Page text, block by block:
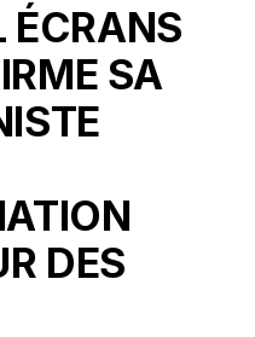
ÉCRANS
SA
DES